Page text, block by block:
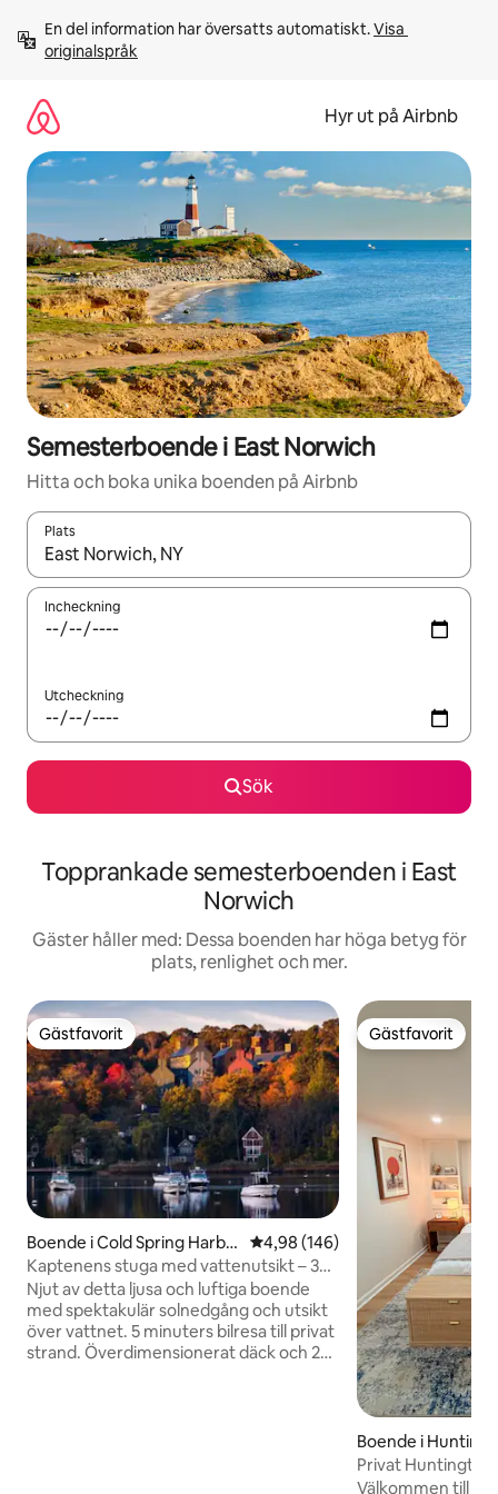
innehåll
En del information har översatts automatiskt. Visa
originalspråk
Hyr ut på Airbnb
Semesterboende i East Norwich
Hitta och boka unika boenden på Airbnb
Plats
När resultaten är tillgängliga kan du navigera med upp- och
Incheckning
Utcheckning
Sök
Topprankade semesterboenden i East
Norwich
Gäster håller med: Dessa boenden har höga betyg för
plats, renlighet och mer.
Gästfavorit
Gästfavorit
Boende i Cold Spring Harbo
r
4,98 av 5 i genomsnittligt
4,98 (146)
Kaptenens stuga med vattenutsikt – 3
sovrum
Njut av detta ljusa och luftiga boende
med spektakulär solnedgång och utsikt
över vattnet. 5 minuters bilresa till privat
strand. Överdimensionerat däck och 2
Gästfavorit
Gästfavorit
Boende i
Privat
stranden
Välkommen till